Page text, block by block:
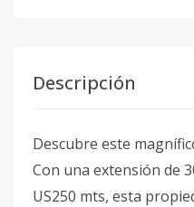
Descripción
Descubre este
Con una extensión de
US250 mts, esta